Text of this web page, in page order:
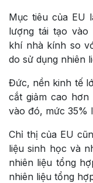
Mục tiêu của EU
lượng tái tạo vào
khí nhà kính so
do sử dụng nhiên
Đức, nền kinh tế
cắt giảm cao
vào đó, mức 35%
Chỉ thị của EU
liệu sinh học và
nhiên liệu tổng
nhiên liệu tổng